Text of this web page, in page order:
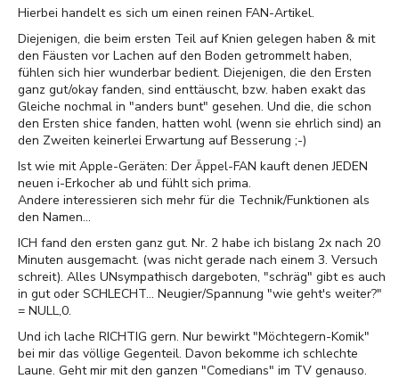
Hierbei handelt es sich um einen reinen FAN-Artikel.
Diejenigen, die beim ersten Teil auf Knien gelegen haben & mit
den Fäusten vor Lachen auf den Boden getrommelt haben,
fühlen sich hier wunderbar bedient. Diejenigen, die den Ersten
ganz gut/okay fanden, sind enttäuscht, bzw. haben exakt das
Gleiche nochmal in "anders bunt" gesehen. Und die, die schon
den Ersten shice fanden, hatten wohl (wenn sie ehrlich sind) an
den Zweiten keinerlei Erwartung auf Besserung ;-)
Ist wie mit Apple-Geräten: Der Äppel-FAN kauft denen JEDEN
neuen i-Erkocher ab und fühlt sich prima.
Andere interessieren sich mehr für die Technik/Funktionen als
den Namen...
ICH fand den ersten ganz gut. Nr. 2 habe ich bislang 2x nach 20
Minuten ausgemacht. (was nicht gerade nach einem 3. Versuch
schreit). Alles UNsympathisch dargeboten, "schräg" gibt es auch
in gut oder SCHLECHT... Neugier/Spannung "wie geht's weiter?"
= NULL,0.
Und ich lache RICHTIG gern. Nur bewirkt "Möchtegern-Komik"
bei mir das völlige Gegenteil. Davon bekomme ich schlechte
Laune. Geht mir mit den ganzen "Comedians" im TV genauso.